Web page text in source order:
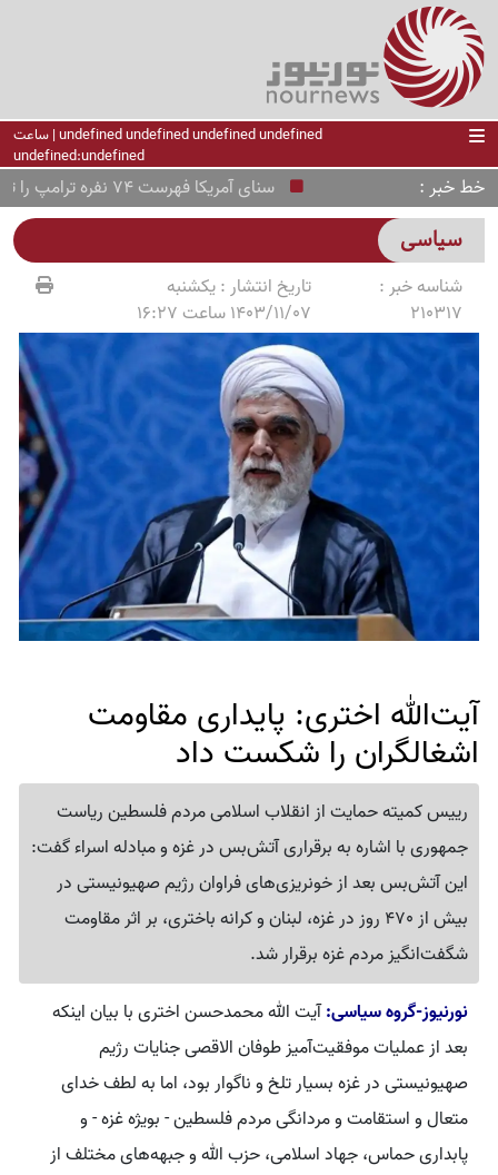
undefined undefined undefined undefined | ساعت
undefined:undefined
خط خبر سنای آمریکا فهرست 74 نفره ترامپ را تأیید کرد؛ چه کسانی در این لیست قرار دارند؟
سیاسی
شناسه خبر :
210317
تاریخ انتشار :یکشنبه
1403/11/07 ساعت 16:27
آیت‌الله اختری: پایداری مقاومت
اشغالگران را شکست داد
رییس کمیته حمایت از انقلاب اسلامی مردم فلسطین ریاست
جمهوری با اشاره به برقراری آتش‌بس در غزه و مبادله اسراء گفت:
این آتش‌بس بعد از خونریزی‌های فراوان رژیم صهیونیستی در
بیش از 470 روز در غزه، لبنان و کرانه باختری، بر اثر مقاومت
شگفت‌انگیز مردم غزه برقرار شد.
نورنیوز-گروه سیاسی:آیت الله محمدحسن اختری با بیان اینکه
بعد از عملیات موفقیت‌آمیز طوفان الاقصی جنایات رژیم
صهیونیستی در غزه بسیار تلخ و ناگوار بود، اما به لطف خدای
متعال و استقامت و مردانگی مردم فلسطین - بویژه غزه - و
پابداری حماس، جهاد اسلامی، حزب الله و جبهه‌های مختلف از